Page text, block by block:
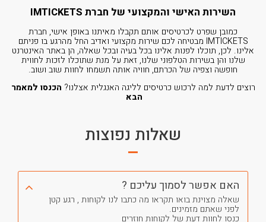
השירות האישי והמקצועי של חברת IMTICKETS
כמובן שפרט לכרטיסים אותם תקבלו מאיתנו באופן אישי, חברת
IMTICKETS מבטיחה לכם שירות מקצועי ואדיב החל מהרגע בו פניתם
אלינו. לכן, תוכלו לפנות אלינו בכל בעיה ובכל שאלה, הן באתר האינטרנט
שלנו והן בשירות הטלפוני שלנו, זאת על מנת שתוכלו לזכות לחווית
חופשה וצפיה של הכרתם, חוויה אותה תשמחו לחוות שוב ושוב.
רוצים לדעת למה לרכוש כרטיסים לליגה האנגלית אצלנו? הכנסו למאמר
הבא
שאלות נפוצות
האם אפשר לסמוך עליכם ?
שאלה מצוינת בואו תקראו מה כתבו לנו לקוחות , רגע קטן
לפני שאתם מזמינים.
כנסו לחוות דעת של לקוחות חוזרים